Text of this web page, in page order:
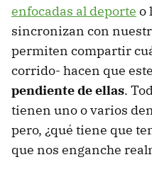
enfocadas al deporte o
sincronizan con
permiten compartir
corrido- hacen que
pendiente de ellas.
tienen uno o varios
pero, ¿qué tiene que
que nos enganche